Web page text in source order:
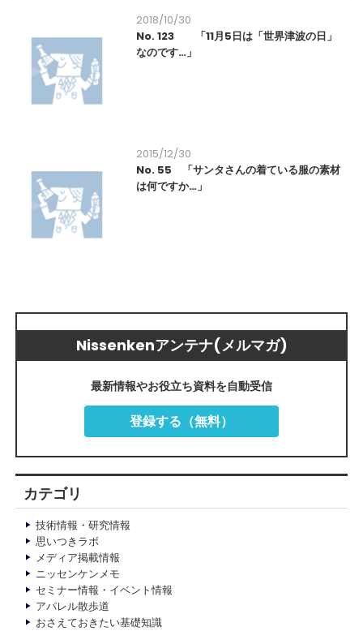
2018/10/30
No. 123 「11月5日は「世界津波の日」
なのです…」
2015/12/30
No. 55 「サンタさんの着ている服の素材
は何ですか…」
Nissenkenアンテナ(メルマガ)
最新情報やお役立ち資料を自動受信
登録する（無料）
カテゴリ
技術情報・研究情報
思いつきラボ
メディア掲載情報
ニッセンケンメモ
セミナー情報・イベント情報
アパレル散歩道
おさえておきたい基礎知識